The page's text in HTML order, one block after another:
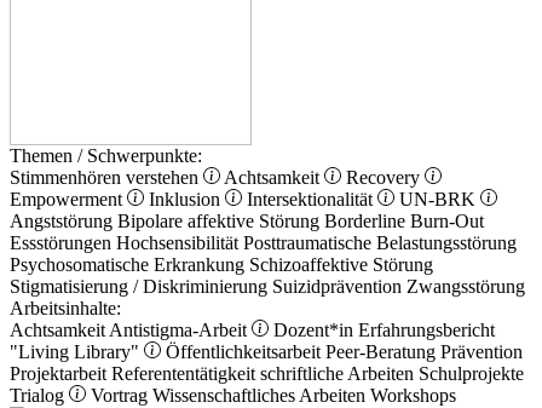
Themen / Schwerpunkte:
Stimmenhören verstehen
Achtsamkeit
Recovery
Empowerment
Inklusion Intersektionalität
UN-BRK
Angststörung Bipolare affektive Störung Borderline Burn-Out
Essstörungen Hochsensibilität Posttraumatische Belastungsstörung
Psychosomatische Erkrankung Schizoaffektive Störung
Stigmatisierung / Diskriminierung Suizidprävention Zwangsstörung
Arbeitsinhalte:
Achtsamkeit Antistigma-Arbeit Dozent*in Erfahrungsbericht
"Living Library"
Öffentlichkeitsarbeit Peer-Beratung Prävention
Projektarbeit Referententätigkeit schriftliche Arbeiten Schulprojekte
Trialog
Vortrag Wissenschaftliches Arbeiten Workshops